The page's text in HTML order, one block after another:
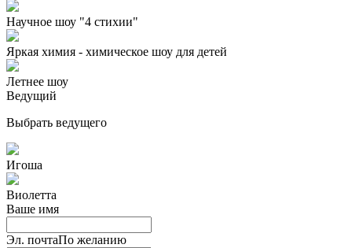
Научное шоу "4 стихии"
Яркая химия - химическое шоу для детей
Летнее шоу
Ведущий
Выбрать ведущего
Игоша
Виолетта
Ваше имя
Эл. почтаПо желанию